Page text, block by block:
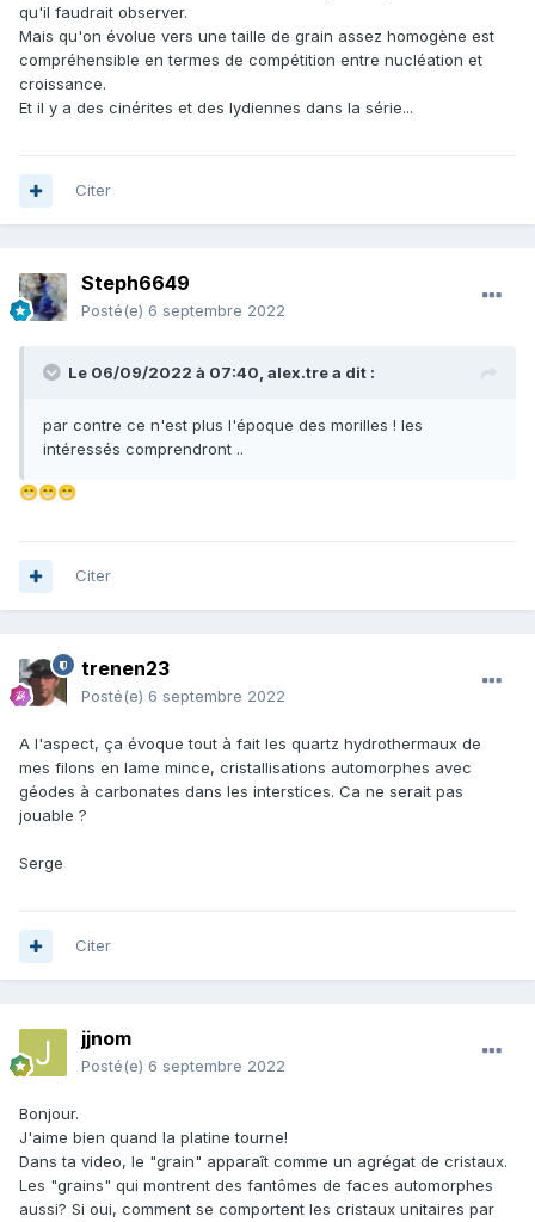
qu'il faudrait observer.
Mais qu'on évolue vers une taille de grain assez homogène est
compréhensible en termes de compétition entre nucléation et
croissance.
Et il y a des cinérites et des lydiennes dans la série...
Citer
Steph6649
Posté(e) 6 septembre 2022
Le 06/09/2022 à 07:40, alex.trea dit :
par contre ce n'est plus l'époque des morilles ! les
intéressés comprendront ..
😁😁😁
Citer
trenen23
Posté(e) 6 septembre 2022
A l'aspect, ça évoque tout à fait les quartz hydrothermaux de
mes filons en lame mince, cristallisations automorphes avec
géodes à carbonates dans les interstices. Ca ne serait pas
jouable ?
Serge
Citer
jjnom
Posté(e) 6 septembre 2022
Bonjour.
J'aime bien quand la platine tourne!
Dans ta video, le "grain" apparaît comme un agrégat de cristaux.
Les "grains" qui montrent des fantômes de faces automorphes
aussi? Si oui, comment se comportent les cristaux unitaires par